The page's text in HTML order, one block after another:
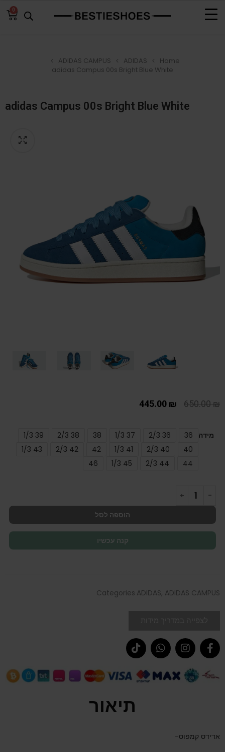
0
Home
ADIDAS
ADIDAS CAMPUS
adidas Campus 00s Bright Blue White
adidas Campus 00s Bright Blue White
650.00₪
445.00 ₪
מידה 36
36 2/3
37 1/3
38
38 2/3
39 1/3
40
40 2/3
41 1/3
42
42 2/3
43 1/3
44
44 2/3
45 1/3
46
הוספה לסל
קנה עכשיו
Categories ADIDAS, ADIDAS CAMPUS
תיאור
אדידס קמפוס-